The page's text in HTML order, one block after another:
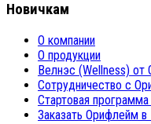
Новичкам
О компании
О продукции
Велнэс (Wellness)
Сотрудничество с
Стартовая
Заказать Орифлейм